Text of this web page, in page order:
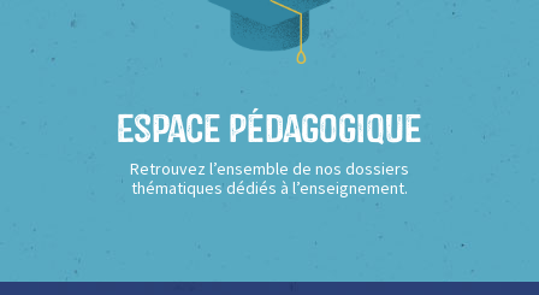
Espace Pédagogique
Retrouvez l’ensemble de nos dossiers
thématiques dédiés à l’enseignement.